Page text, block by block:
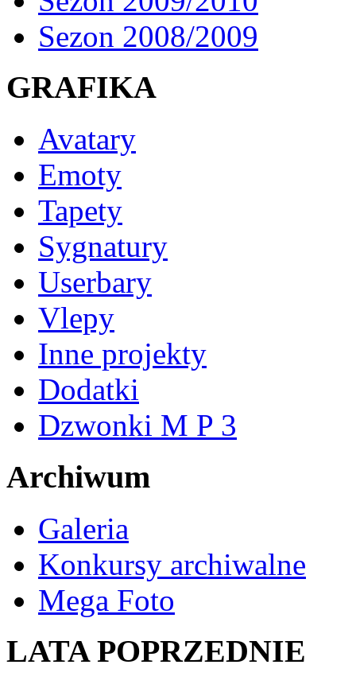
Sezon 2008/2009
GRAFIKA
Avatary
Emoty
Tapety
Sygnatury
Userbary
Vlepy
Inne projekty
Dodatki
Dzwonki M P 3
Archiwum
Galeria
Konkursy archiwalne
Mega Foto
LATA POPRZEDNIE